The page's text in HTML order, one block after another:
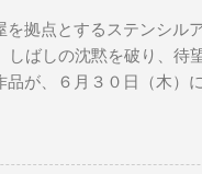
を拠点とするステンシル
しばしの沈黙を破り、待
品が、６月３０日（木）
とし込むスタイルは今作
過去記事はこちらから )